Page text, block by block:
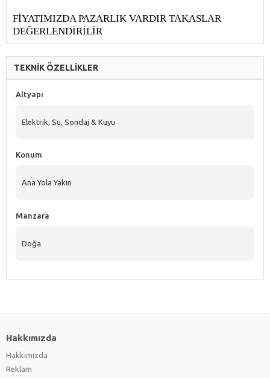
FİYATIMIZDA PAZARLIK VARDIR TAKASLAR
DEĞERLENDİRİLİR
TEKNİK ÖZELLİKLER
Altyapı
Elektrik, Su, Sondaj & Kuyu
Konum
Ana Yola Yakın
Manzara
Doğa
Hakkımızda
Hakkımızda
Reklam